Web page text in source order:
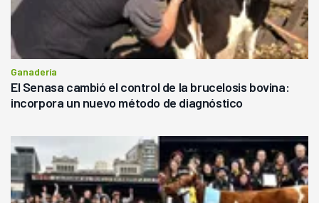
Ganadería
El Senasa cambió el control de la brucelosis bovina:
incorpora un nuevo método de diagnóstico